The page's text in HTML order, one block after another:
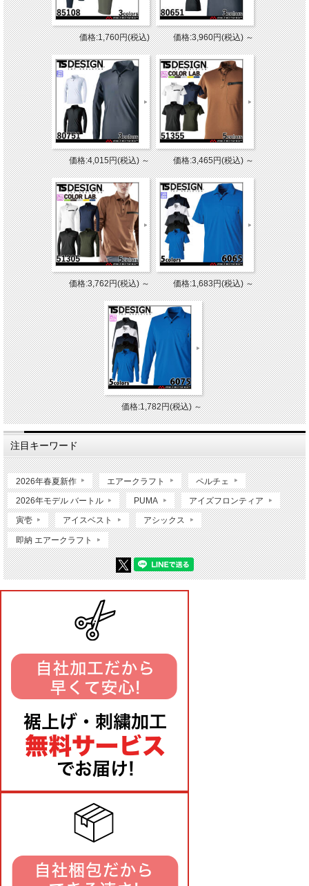
価格:1,760円(税込) 価格:3,960円(税込)～
価格:4,015円(税込)～ 価格:3,465円(税込)～
価格:3,762円(税込)～ 価格:1,683円(税込)～
価格:1,782円(税込)～
注目キーワード
2026年春夏新作 エアークラフト ペルチェ
2026年モデル バートル PUMA アイズフロンティア
寅壱 アイスベスト アシックス
即納 エアークラフト